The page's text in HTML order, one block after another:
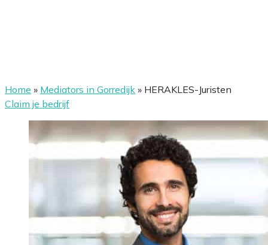
Home » Mediators in Gorredijk » HERAKLES-Juristen
Claim je bedrijf